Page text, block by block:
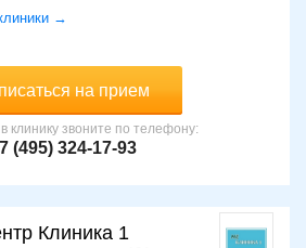
→
на прием
клинику звоните по телефону:
(495) 324-17-93
Клиника 1